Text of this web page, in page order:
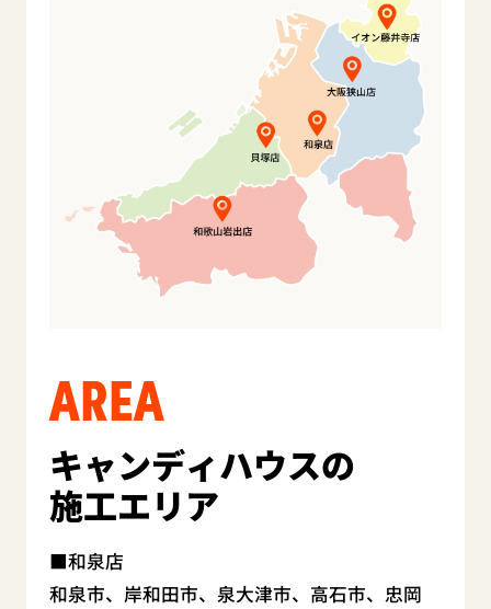
AREA
キャンディハウスの
施工エリア
和泉店
和泉市、岸和田市、泉大津市、高石市、忠岡